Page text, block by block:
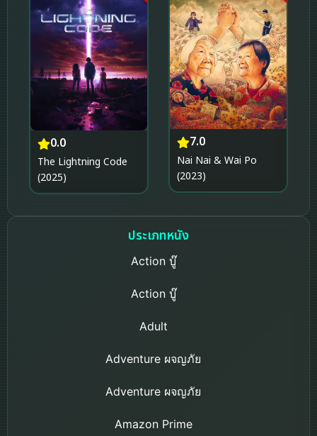
0.0
The Lightning Code
(2025)
7.0
Nai Nai & Wai Po
(2023)
ประเภทหนัง
Action บู๊
Action บู๊
Adult
Adventure ผจญภัย
Adventure ผจญภัย
Amazon Prime